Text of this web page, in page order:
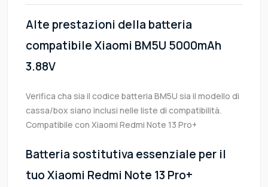
Alte prestazioni della batteria
compatibile Xiaomi BM5U 5000mAh
3.88V
Verifica cha sia il codice batteria BM5U sia il modello di
cassa/box siano inclusi nelle liste di compatibilità.
Compatibile con Xiaomi Redmi Note 13 Pro+
Batteria sostitutiva essenziale per il
tuo Xiaomi Redmi Note 13 Pro+